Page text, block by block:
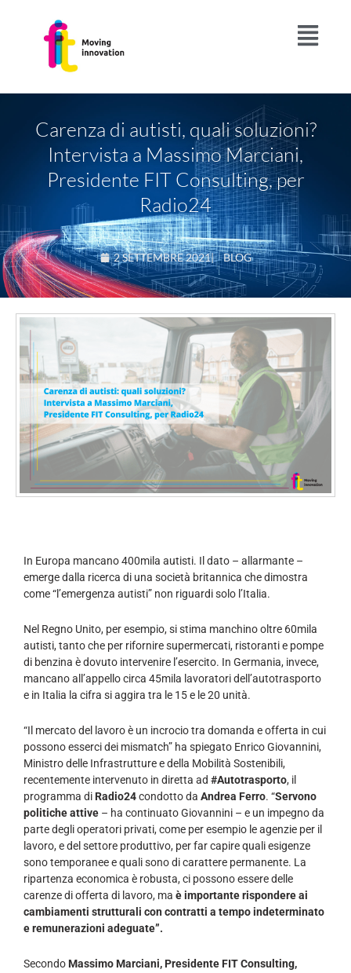
Carenza di autisti, quali soluzioni?
Intervista a Massimo Marciani,
Presidente FIT Consulting, per
Radio24
2 SETTEMBRE 2021|BLOG
In Europa mancano 400mila autisti. Il dato – allarmante –
emerge dalla ricerca di una società britannica che dimostra
come “l’emergenza autisti” non riguardi solo l’Italia.
Nel Regno Unito, per esempio, si stima manchino oltre 60mila
autisti, tanto che per rifornire supermercati, ristoranti e pompe
di benzina è dovuto intervenire l’esercito. In Germania, invece,
mancano all’appello circa 45mila lavoratori dell’autotrasporto
e in Italia la cifra si aggira tra le 15 e le 20 unità.
“Il mercato del lavoro è un incrocio tra domanda e offerta in cui
possono esserci dei mismatch” ha spiegato Enrico Giovannini,
Ministro delle Infrastrutture e della Mobilità Sostenibili,
recentemente intervenuto in diretta ad #Autotrasporto, il
programma di Radio24condotto da Andrea Ferro. “Servono
politiche attive – ha continuato Giovannini – e un impegno da
parte degli operatori privati, come per esempio le agenzie per il
lavoro, e del settore produttivo, per far capire quali esigenze
sono temporanee e quali sono di carattere permanente. La
ripartenza economica è robusta, ci possono essere delle
carenze di offerta di lavoro, ma è importante rispondere ai
cambiamenti strutturali con contratti a tempo indeterminato
e remunerazioni adeguate”.
Secondo Massimo Marciani, Presidente FIT Consulting,